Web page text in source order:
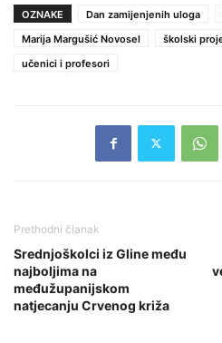
OZNAKE Dan zamijenjenih uloga
Marija Margušić Novosel
školski
učenici i profesori
Prethodni članak
Srednjoškolci iz Gline među
najboljima na
međužupanijskom
natjecanju Crvenog križa